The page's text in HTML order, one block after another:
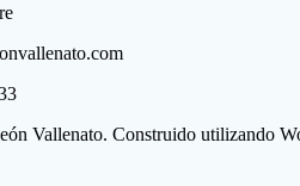
Vallenato. Construido utilizando